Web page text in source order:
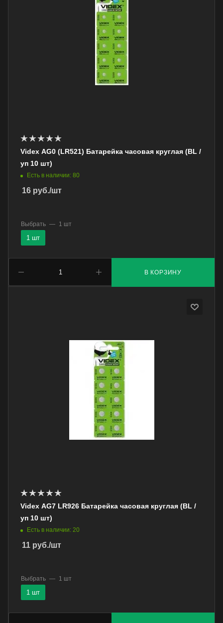
Videx AG0 (LR521) Батарейка часовая круглая (BL /
уп 10 шт)
Есть в наличии: 80
16 руб./шт
В КОРЗИНУ
Выбрать — 1 шт
1 шт
Videx AG7 LR926 Батарейка часовая круглая (BL /
уп 10 шт)
Есть в наличии: 20
11 руб./шт
Выбрать — 1 шт
1 шт